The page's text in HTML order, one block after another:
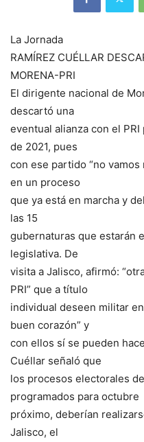
La Jornada
RAMÍREZ CUÉLLAR
MORENA-PRI
El dirigente nacional de
descartó una
eventual alianza con el
de 2021, pues
con ese partido “no vamos
en un proceso
que ya está en marcha y
las 15
gubernaturas que estarán
legislativa. De
visita a Jalisco, afirmó:
PRI” que a título
individual deseen militar
buen corazón” y
con ellos sí se pueden
Cuéllar señaló que
los procesos electorales
programados para octubre
próximo, deberían
Jalisco, el